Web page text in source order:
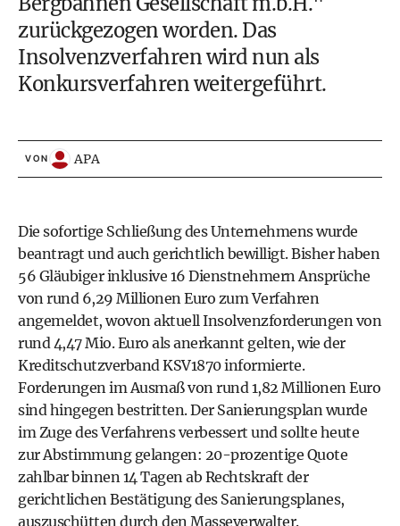
zurückgezogen worden. Das
Insolvenzverfahren wird nun als
Konkursverfahren weitergeführt.
VON APA
Die sofortige Schließung des Unternehmens wurde
beantragt und auch gerichtlich bewilligt. Bisher haben
56 Gläubiger inklusive 16 Dienstnehmern Ansprüche
von rund 6,29 Millionen Euro zum Verfahren
angemeldet, wovon aktuell Insolvenzforderungen von
rund 4,47 Mio. Euro als anerkannt gelten, wie der
Kreditschutzverband KSV1870 informierte.
Forderungen im Ausmaß von rund 1,82 Millionen Euro
sind hingegen bestritten. Der Sanierungsplan wurde
im Zuge des Verfahrens verbessert und sollte heute
zur Abstimmung gelangen: 20-prozentige Quote
zahlbar binnen 14 Tagen ab Rechtskraft der
gerichtlichen Bestätigung des Sanierungsplanes,
auszuschütten durch den Masseverwalter.